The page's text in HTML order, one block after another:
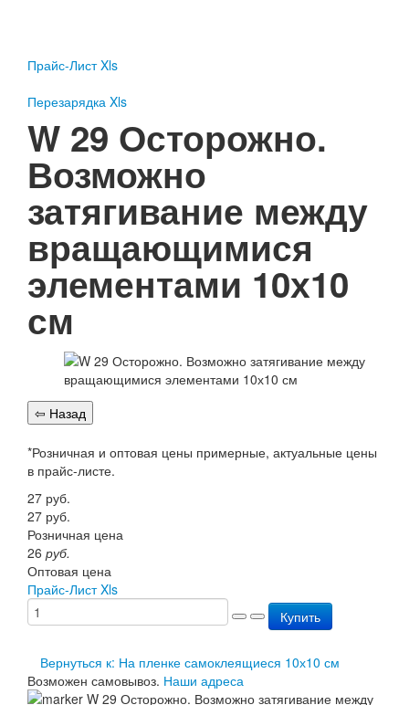
Перезарядка ОП
Перезарядка ОВП
Доставка
Оплата
Гарантии
О нас
Статьи
Публичная оферта
Сертификаты
Вопрос-Ответ
Контакты
Пожарное оборудование
Перезарядка
Перезарядка ОП
Перезарядка ОВП
Оплата
Гарантии
О нас
Публичная оферта
Сертификаты
Контакты
Прайс-Лист Xls
Перезарядка Xls
W 29 Осторожно.
Возможно
затягивание между
вращающимися
элементами 10х10
см
*Розничная и оптовая цены примерные, актуальные цены
в прайс-листе.
27 руб.
27 руб.
Розничная цена
26 руб.
Оптовая цена
Прайс-Лист Xls
Купить
Вернуться к: На пленке самоклеящиеся 10х10 см
Возможен самовывоз. Наши адреса